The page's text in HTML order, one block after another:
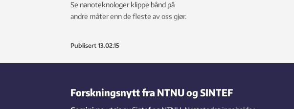
Se nanoteknologer klippe bånd på
andre måter enn de fleste av oss gjør.
Publisert 13.02.15
Forskningsnytt fra NTNU og SINTEF